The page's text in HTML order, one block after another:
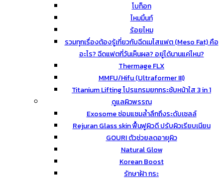
โบท็อก
ไหมมิ้นท์
ร้อยไหม
รวมทุกเรื่องต้องรู้เกี่ยวกับฉีดเมโสแฟต (Meso Fat) คือ
อะไร? ฉีดแฟตกี่วันเห็นผล? อยู่ได้นานแค่ไหน?
Thermage FLX
MMFU/Hifu (Ultraformer III)
Titanium Lifting โปรแกรมยกกระชับหน้าใส 3 in 1
ดูแลผิวพรรณ
Exosome ซ่อมแซมล้ำลึกถึงระดับเซลล์
Rejuran Glass skin ฟื้นฟูผิวดี ปรับผิวเรียบเนียน
GOURI ตัวช่วยลดอายุผิว
Natural Glow
Korean Boost
รักษาฝ้า กระ